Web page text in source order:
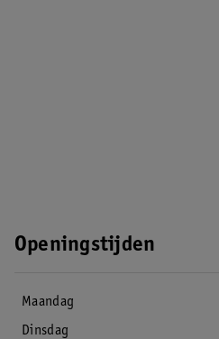
Openingstijden
Maandag
Dinsdag